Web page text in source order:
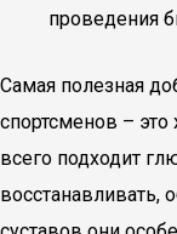
проведения
Самая полезная
спортсменов –
всего подходит
восстанавливать,